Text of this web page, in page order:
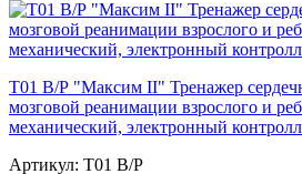
Т01 В/Р "Максим II" Тренажер
мозговой реанимации взрослого и
механический, электронный
Артикул: Т01 В/Р